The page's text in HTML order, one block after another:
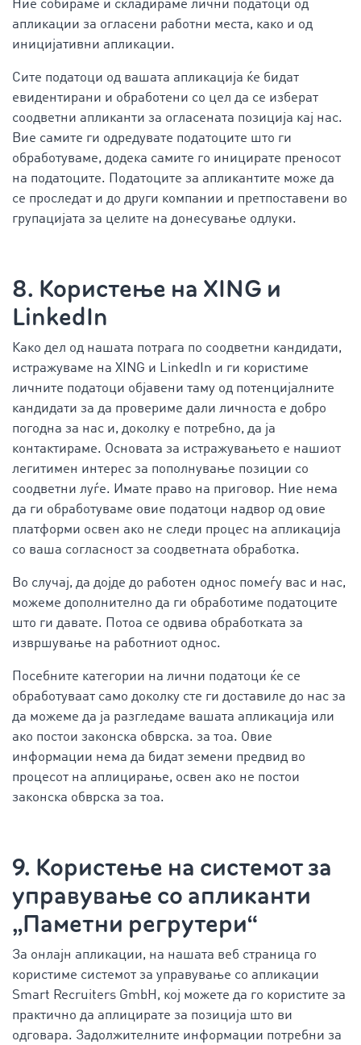
Ние собираме и складираме лични податоци од
апликации за огласени работни места, како и од
иницијативни апликации.
Сите податоци од вашата апликација ќе бидат
евидентирани и обработени со цел да се изберат
соодветни апликанти за огласената позиција кај нас.
Вие самите ги одредувате податоците што ги
обработуваме, додека самите го иницирате преносот
на податоците. Податоците за апликантите може да
се проследат и до други компании и претпоставени во
групацијата за целите на донесување одлуки.
8. Користење на XING и
LinkedIn
Како дел од нашата потрага по соодветни кандидати,
истражуваме на XING и LinkedIn и ги користиме
личните податоци објавени таму од потенцијалните
кандидати за да провериме дали личноста е добро
погодна за нас и, доколку е потребно, да ја
контактираме. Основата за истражувањето е нашиот
легитимен интерес за пополнување позиции со
соодветни луѓе. Имате право на приговор. Ние нема
да ги обработуваме овие податоци надвор од овие
платформи освен ако не следи процес на апликација
со ваша согласност за соодветната обработка.
Во случај, да дојде до работен однос помеѓу вас и нас,
можеме дополнително да ги обработиме податоците
што ги давате. Потоа се одвива обработката за
извршување на работниот однос.
Посебните категории на лични податоци ќе се
обработуваат само доколку сте ги доставиле до нас за
да можеме да ја разгледаме вашата апликација или
ако постои законска обврска. за тоа. Овие
информации нема да бидат земени предвид во
процесот на аплицирање, освен ако не постои
законска обврска за тоа.
9. Користење на системот за
управување со апликанти
„Паметни регрутери“
За онлајн апликации, на нашата веб страница го
користиме системот за управување со апликации
Smart Recruiters GmbH, кој можете да го користите за
практично да аплицирате за позиција што ви
одговара. Задолжителните информации потребни за